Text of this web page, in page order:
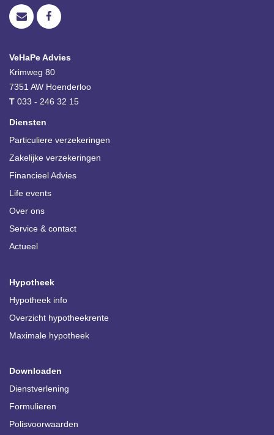
VeHaPe Advies
Krimweg 80
7351 AW Hoenderloo
T 033 - 246 32 15
Diensten
Particuliere verzekeringen
Zakelijke verzekeringen
Financieel Advies
Life events
Over ons
Service & contact
Actueel
Hypotheek
Hypotheek info
Overzicht hypotheekrente
Maximale hypotheek
Downloaden
Dienstverlening
Formulieren
Polisvoorwaarden